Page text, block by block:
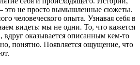
это не просто вымышленные сюжеты.
человеческого опыта. Узнавая себя в
видеть: мы не одни. То, что кажется
оказывается описанным кем-то
понятно. Появляется ощущение, что